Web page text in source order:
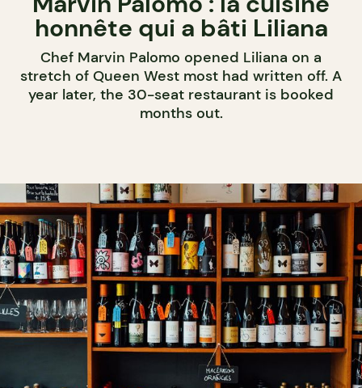
honnête qui a bâti Liliana
Chef Marvin Palomo opened Liliana on a
stretch of Queen West most had written off. A
year later, the 30-seat restaurant is booked
months out.